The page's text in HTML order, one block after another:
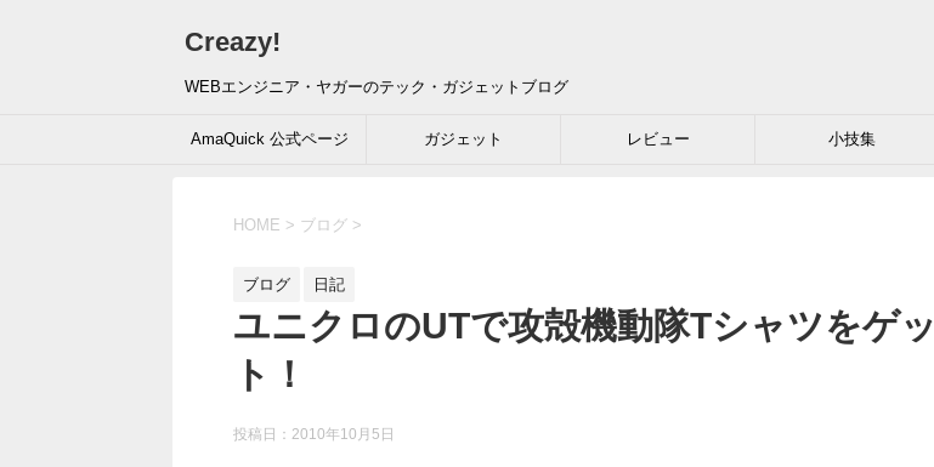
Creazy!
WEBエンジニア・ヤガーのテック・ガジェットブログ
AmaQuick 公式ページ ガジェット レビュー 小技集
HOME > ブログ >
ブログ 日記
ユニクロのUTで攻殻機動隊Tシャツをゲッ
ト！
投稿日： 2010年10月5日